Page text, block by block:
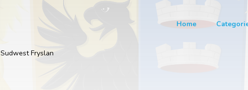
Home
Sudwest Fryslan